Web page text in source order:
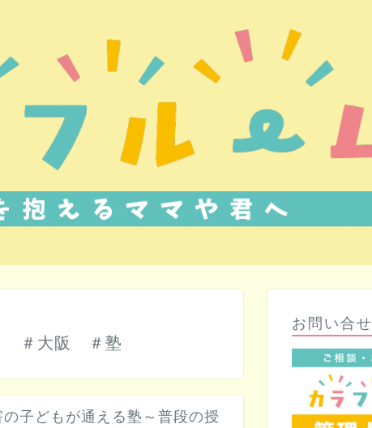
＃大阪 ＃塾
子どもが通える塾～普段の授
お問い合せ